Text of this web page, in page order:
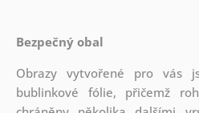
Bezpečný obal
Obrazy vytvořené pro vás
bublinkové fólie, přičemž